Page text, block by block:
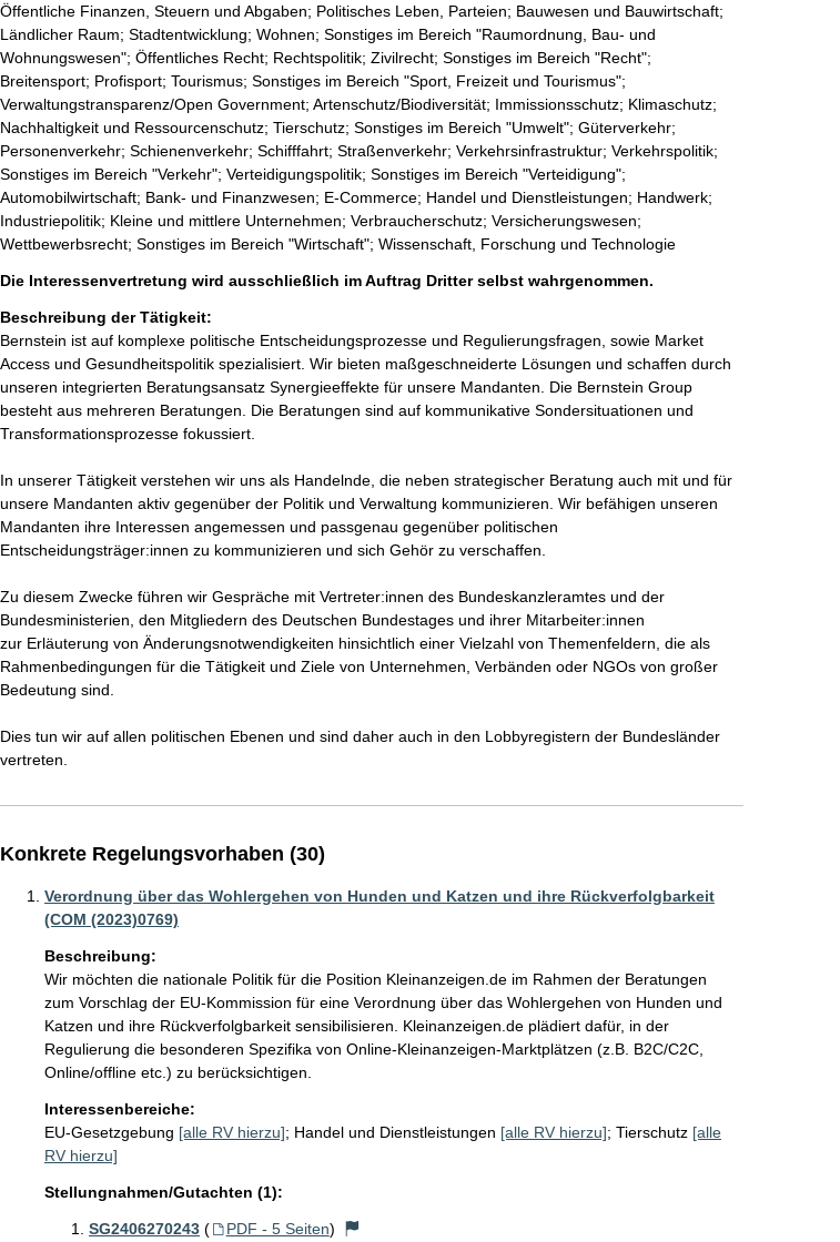
Öffentliche Finanzen, Steuern und Abgaben; Politisches Leben, Parteien; Bauwesen und Bauwirtschaft;
Ländlicher Raum; Stadtentwicklung; Wohnen; Sonstiges im Bereich "Raumordnung, Bau- und
Wohnungswesen"; Öffentliches Recht; Rechtspolitik; Zivilrecht; Sonstiges im Bereich "Recht";
Breitensport; Profisport; Tourismus; Sonstiges im Bereich "Sport, Freizeit und Tourismus";
Verwaltungstransparenz/Open Government; Artenschutz/Biodiversität; Immissionsschutz; Klimaschutz;
Nachhaltigkeit und Ressourcenschutz; Tierschutz; Sonstiges im Bereich "Umwelt"; Güterverkehr;
Personenverkehr; Schienenverkehr; Schifffahrt; Straßenverkehr; Verkehrsinfrastruktur; Verkehrspolitik;
Sonstiges im Bereich "Verkehr"; Verteidigungspolitik; Sonstiges im Bereich "Verteidigung";
Automobilwirtschaft; Bank- und Finanzwesen; E-Commerce; Handel und Dienstleistungen; Handwerk;
Industriepolitik; Kleine und mittlere Unternehmen; Verbraucherschutz; Versicherungswesen;
Wettbewerbsrecht; Sonstiges im Bereich "Wirtschaft"; Wissenschaft, Forschung und Technologie
Die Interessenvertretung wird ausschließlich im Auftrag Dritter selbst wahrgenommen.
Beschreibung der Tätigkeit:
Bernstein ist auf komplexe politische Entscheidungsprozesse und Regulierungsfragen, sowie Market
Access und Gesundheitspolitik spezialisiert. Wir bieten maßgeschneiderte Lösungen und schaffen durch
unseren integrierten Beratungsansatz Synergieeffekte für unsere Mandanten. Die Bernstein Group
besteht aus mehreren Beratungen. Die Beratungen sind auf kommunikative Sondersituationen und
Transformationsprozesse fokussiert.
In unserer Tätigkeit verstehen wir uns als Handelnde, die neben strategischer Beratung auch mit und für
unsere Mandanten aktiv gegenüber der Politik und Verwaltung kommunizieren. Wir befähigen unseren
Mandanten ihre Interessen angemessen und passgenau gegenüber politischen
Entscheidungsträger:innen zu kommunizieren und sich Gehör zu verschaffen.
Zu diesem Zwecke führen wir Gespräche mit Vertreter:innen des Bundeskanzleramtes und der
Bundesministerien, den Mitgliedern des Deutschen Bundestages und ihrer Mitarbeiter:innen
zur Erläuterung von Änderungsnotwendigkeiten hinsichtlich einer Vielzahl von Themenfeldern, die als
Rahmenbedingungen für die Tätigkeit und Ziele von Unternehmen, Verbänden oder NGOs von großer
Bedeutung sind.
Dies tun wir auf allen politischen Ebenen und sind daher auch in den Lobbyregistern der Bundesländer
vertreten.
Konkrete Regelungsvorhaben (30)
Verordnung über das Wohlergehen von Hunden und Katzen und ihre Rückverfolgbarkeit
(COM (2023)0769)
Beschreibung:
Wir möchten die nationale Politik für die Position Kleinanzeigen.de im Rahmen der Beratungen
zum Vorschlag der EU-Kommission für eine Verordnung über das Wohlergehen von Hunden und
Katzen und ihre Rückverfolgbarkeit sensibilisieren. Kleinanzeigen.de plädiert dafür, in der
Regulierung die besonderen Spezifika von Online-Kleinanzeigen-Marktplätzen (z.B. B2C/C2C,
Online/offline etc.) zu berücksichtigen.
Interessenbereiche:
EU-Gesetzgebung [alle RV hierzu]; Handel und Dienstleistungen [alle RV hierzu]; Tierschutz [alle
RV hierzu]
Stellungnahmen/Gutachten (1):
SG2406270243 ( PDF - 5 Seiten)